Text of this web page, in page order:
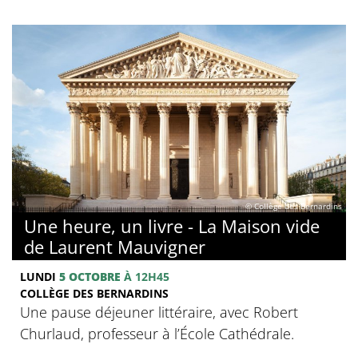
© Collège des Bernardins
Une heure, un livre - La Maison vide
de Laurent Mauvigner
LUNDI 5 OCTOBRE À 12H45
COLLÈGE DES BERNARDINS
Une pause déjeuner littéraire, avec Robert
Churlaud, professeur à l’École Cathédrale.